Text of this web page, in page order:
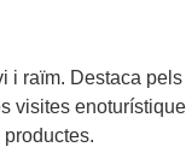
raïm. Destaca
visites